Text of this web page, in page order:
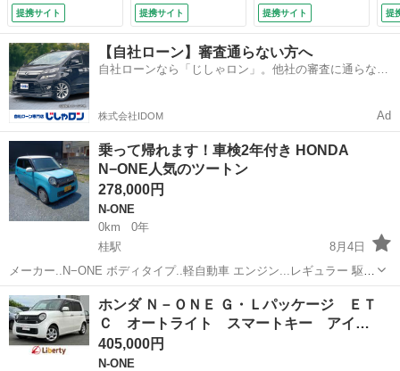
ー ベンチシート
ＣＶＴ ＥＳＣ Ｃ
Ｄ ＤＶＤ再生 ミ
ュージックプレイヤ
ー接続可 チップア
ップシート アルミ
ホイール エアコン
（車検整備付）
提携サイト
ーム 電子パーキン
グブレーキ ブレー
キホールド シート
ヒーター エアバッ
グ 盗難防止装置
キープアシスト
提携サイト
ーナビ ＥＴＣ ワ
ンセグ アルミスマ
ートキー ベンチシ
ート 電格ミラー
（検10.8）
提携サイト
ナ
セ
個
ド
提
【自社ローン】審査通らない方へ
自社ローンなら「じしゃロン」。他社の審査に通らなか
株式会社IDOM Ad
乗って帰れます！車検2年付き HONDA
N−ONE人気のツートン
278,000円
N-ONE
0km
0年
桂駅
8月4日
メーカー..N−ONE ボディタイプ..軽自動車 エンジン...レギュラー 駆動
式...2WD ご覧頂きありがとうございます。 入庫後に内装外装リフレッ
シュ✨ お手頃かつ程度重視でお探しの方には是非オススメの一...
京都 京都市 桂駅
ホンダ Ｎ－ＯＮＥ Ｇ・Ｌパッケージ ＥＴ
Ｃ オートライト スマートキー アイ…
405,000円
N-ONE